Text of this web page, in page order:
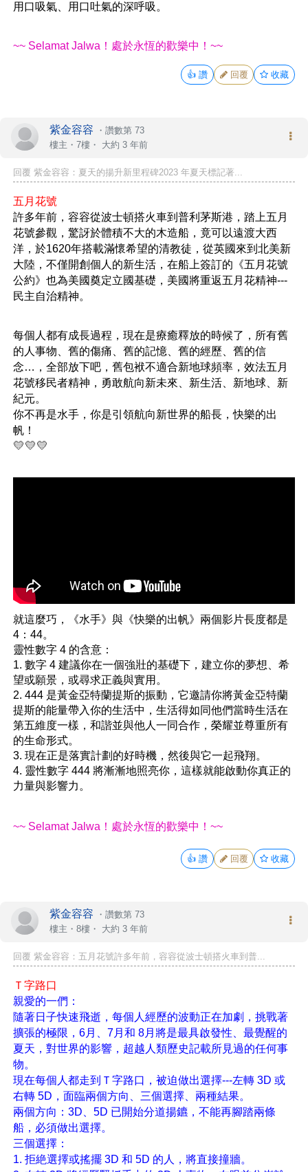
用口吸氣、用口吐氣的深呼吸。
~~ Selamat Jalwa！處於永恆的歡樂中！~~
👍 讚 回覆 收藏
紫金容容 ・ 讚數第 73
樓主 ・7樓・ 大約 3 年前
回覆 紫金容容：夏天的揚升新里程碑2023 年夏天標記著...
五月花號
許多年前，容容從波士頓搭火車到普利茅斯港，踏上五月
花號參觀，驚訝於體積不大的木造船，竟可以遠渡大西
洋，於1620年搭載滿懷希望的清教徒，從英國來到北美新
大陸，不僅開創個人的新生活，在船上簽訂的《五月花號
公約》也為美國奠定立國基礎，美國將重返五月花精神---
民主自治精神。
每個人都有成長過程，現在是療癒釋放的時候了，所有舊
的人事物、舊的傷痛、舊的記憶、舊的經歷、舊的信
念…，全部放下吧，舊包袱不適合新地球頻率，效法五月
花號移民者精神，勇敢航向新未來、新生活、新地球、新
紀元。
你不再是水手，你是引領航向新世界的船長，快樂的出
帆！
💛💛💛
就這麼巧，《水手》與《快樂的出帆》兩個影片長度都是
4：44。
靈性數字 4 的含意：
1. 數字 4 建議你在一個強壯的基礎下，建立你的夢想、希
望或願景，或尋求正義與實用。
2. 444 是黃金亞特蘭提斯的振動，它邀請你將黃金亞特蘭
提斯的能量帶入你的生活中，生活得如同他們當時生活在
第五維度一樣，和諧並與他人一同合作，榮耀並尊重所有
的生命形式。
3. 現在正是落實計劃的好時機，然後與它一起飛翔。
4. 靈性數字 444 將漸漸地照亮你，這樣就能啟動你真正的
力量與影響力。
~~ Selamat Jalwa！處於永恆的歡樂中！~~
👍 讚 回覆 收藏
紫金容容 ・ 讚數第 73
樓主 ・8樓・ 大約 3 年前
回覆 紫金容容：五月花號許多年前，容容從波士頓搭火車到普...
Ｔ字路口
親愛的一們：
隨著日子快速飛逝，每個人經歷的波動正在加劇，挑戰著
擴張的極限，6月、7月和 8月將是最具啟發性、最覺醒的
夏天，對世界的影響，超越人類歷史記載所見過的任何事
物。
現在每個人都走到Ｔ字路口，被迫做出選擇---左轉 3D 或
右轉 5D，面臨兩個方向、三個選擇、兩種結果。
兩個方向：3D、5D 已開始分道揚鑣，不能再腳踏兩條
船，必須做出選擇。
三個選擇：
1. 拒絶選擇或搖擺 3D 和 5D 的人，將直接撞牆。